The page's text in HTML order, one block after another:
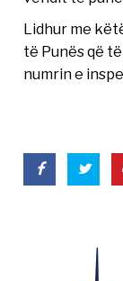
Lidhur me
të Punës që
numrin e